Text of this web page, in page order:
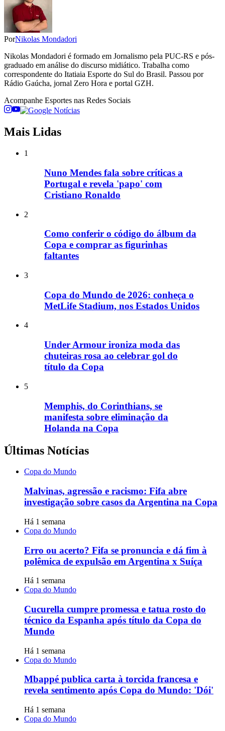
PorNikolas Mondadori
Nikolas Mondadori é formado em Jornalismo pela PUC-RS e pós-
graduado em análise do discurso midiático. Trabalha como
correspondente do Itatiaia Esporte do Sul do Brasil. Passou por
Rádio Gaúcha, jornal Zero Hora e portal GZH.
Acompanhe Esportes nas Redes Sociais
Mais Lidas
1
Nuno Mendes fala sobre críticas a
Portugal e revela 'papo' com
Cristiano Ronaldo
2
Como conferir o código do álbum da
Copa e comprar as figurinhas
faltantes
3
Copa do Mundo de 2026: conheça o
MetLife Stadium, nos Estados Unidos
4
Under Armour ironiza moda das
chuteiras rosa ao celebrar gol do
título da Copa
5
Memphis, do Corinthians, se
manifesta sobre eliminação da
Holanda na Copa
Últimas Notícias
Copa do Mundo
Malvinas, agressão e racismo: Fifa abre
investigação sobre casos da Argentina na Copa
Há 1 semana
Copa do Mundo
Erro ou acerto? Fifa se pronuncia e dá fim à
polêmica de expulsão em Argentina x Suíça
Há 1 semana
Copa do Mundo
Cucurella cumpre promessa e tatua rosto do
técnico da Espanha após título da Copa do
Mundo
Há 1 semana
Copa do Mundo
Mbappé publica carta à torcida francesa e
revela sentimento após Copa do Mundo: 'Dói'
Há 1 semana
Copa do Mundo